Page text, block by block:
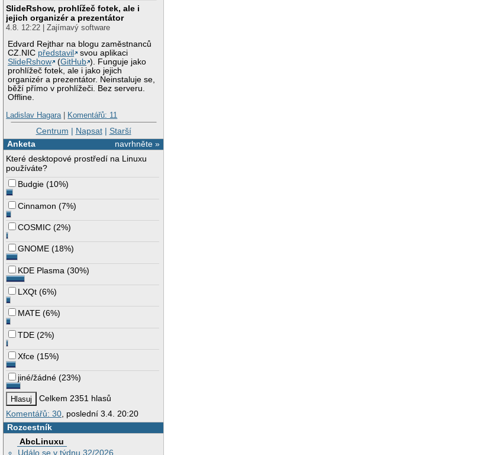
SlideRshow, prohlížeč fotek, ale i
jejich organizér a prezentátor
4.8. 12:22 | Zajímavý software
Edvard Rejthar na blogu zaměstnanců
CZ.NIC představil
svou aplikaci
SlideRshow
(GitHub ). Funguje jako
prohlížeč fotek, ale i jako jejich
organizér a prezentátor. Neinstaluje se,
běží přímo v prohlížeči. Bez serveru.
Offline.
Ladislav Hagara| Komentářů: 11
Centrum | Napsat| Starší
navrhněte »
Anketa
Které desktopové prostředí na Linuxu
používáte?
Budgie (10%)
Cinnamon (7%)
COSMIC (2%)
GNOME (18%)
KDE Plasma (30%)
LXQt (6%)
MATE (6%)
TDE (2%)
Xfce (15%)
jiné/žádné (23%)
Celkem 2351 hlasů
Komentářů: 30 , poslední 3.4. 20:20
Rozcestník
AbcLinuxu
Událo se v týdnu 32/2026